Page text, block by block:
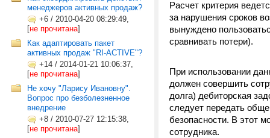
менеджеров активных продаж?
+6 / 2010-04-20 08:29:49,
[не прочитана]
Как адаптировать пакет
активных продаж "RI-ACTIVE"?
+14 / 2014-01-21 10:06:37,
[не прочитана]
Не хочу "Ларису Ивановну".
Вопрос про безболезненное
внедрение
+8 / 2010-07-27 12:15:38,
[не прочитана]
Расчет критерия
за нарушения сроков
вынуждено
сравнивать потери).
При использовании
должен совершить
долга) дебиторская
следует передать
безопасности. В этот
сотрудника.